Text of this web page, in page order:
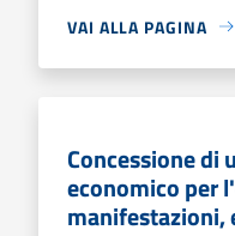
VAI ALLA PAGINA
Concessione di
economico per
manifestazioni,